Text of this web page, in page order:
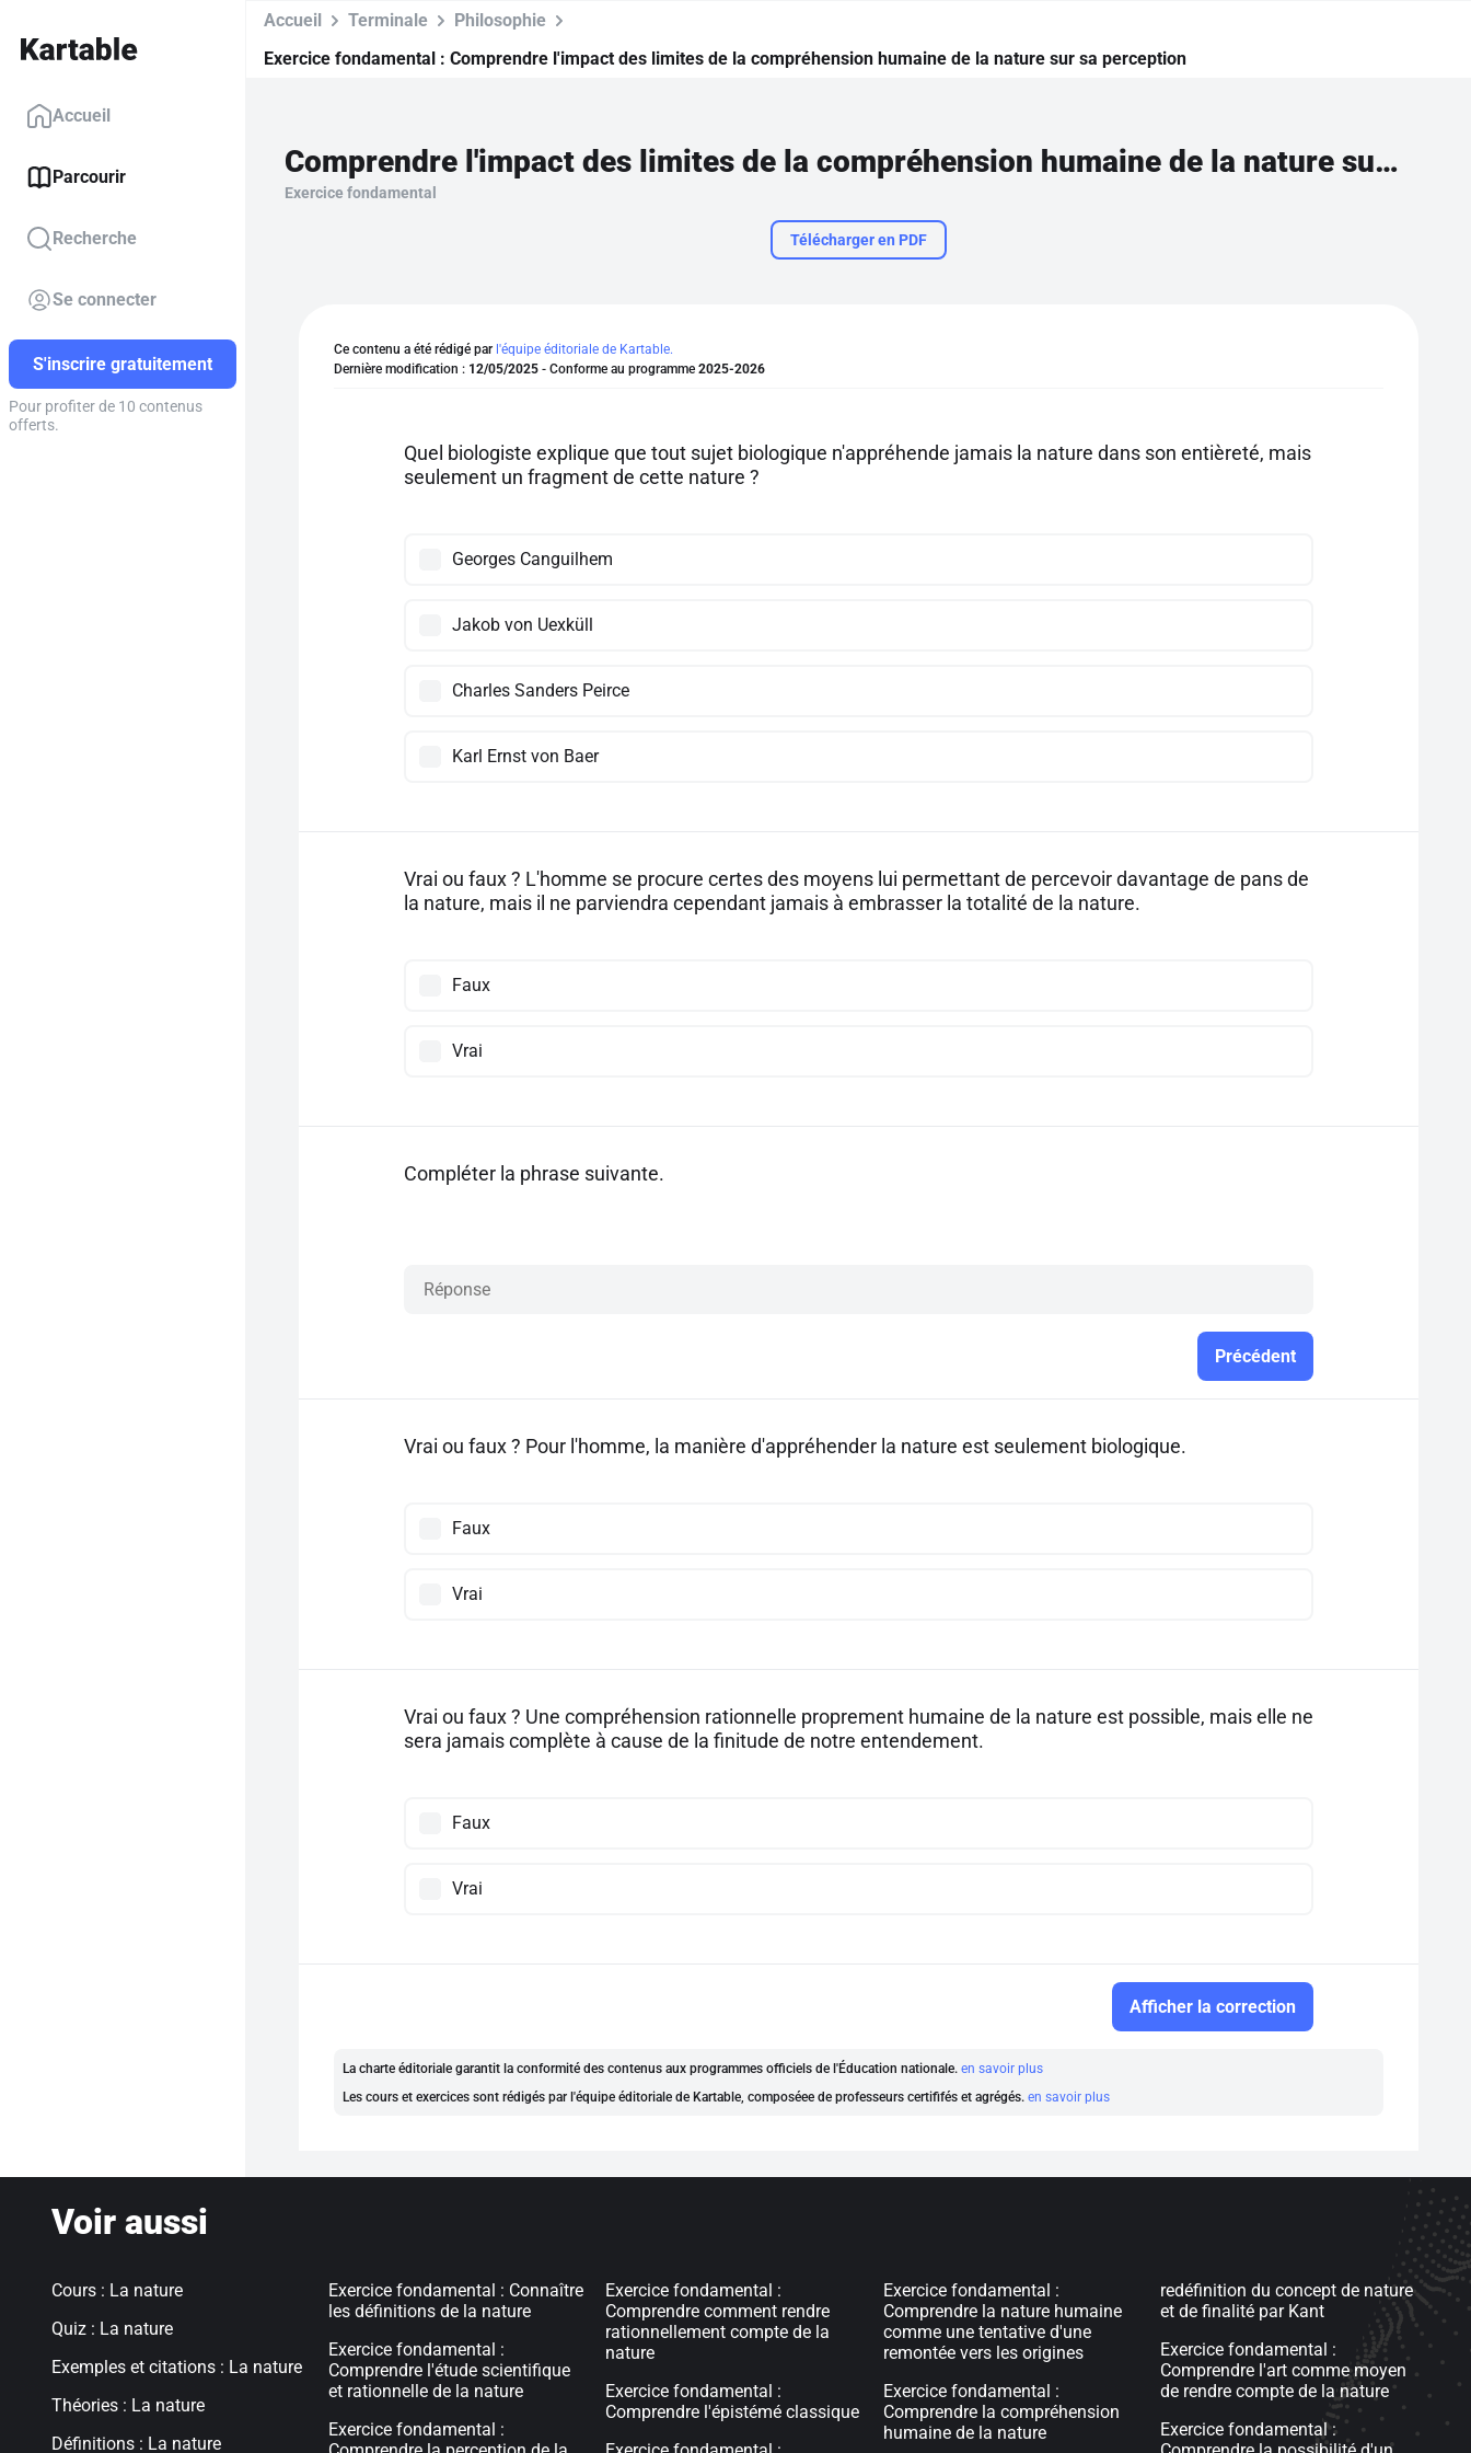
Accueil
Parcourir
Recherche
Se connecter
S'inscrire gratuitement
Pour profiter de 10 contenus
offerts.
Accueil Terminale
Philosophie
Exercice fondamental : Comprendre l'impact des limites de la compréhension humaine de la nature sur sa perception
Comprendre l'impact des limites de la compréhension humaine de la nature sur sa perception
Exercice fondamental
Télécharger en PDF
Ce contenu a été rédigé par l'équipe éditoriale de Kartable.
Dernière modification : 12/05/2025 - Conforme au programme 2025-2026
Quel biologiste explique que tout sujet biologique n'appréhende jamais la nature dans son entièreté, mais
seulement un fragment de cette nature ?
Georges Canguilhem
Jakob von Uexküll
Charles Sanders Peirce
Karl Ernst von Baer
Vrai ou faux ? L'homme se procure certes des moyens lui permettant de percevoir davantage de pans de
la nature, mais il ne parviendra cependant jamais à embrasser la totalité de la nature.
Faux
Vrai
Compléter la phrase suivante.
Précédent
Vrai ou faux ? Pour l'homme, la manière d'appréhender la nature est seulement biologique.
Faux
Vrai
Vrai ou faux ? Une compréhension rationnelle proprement humaine de la nature est possible, mais elle ne
sera jamais complète à cause de la finitude de notre entendement.
Faux
Vrai
Afficher la correction
La charte éditoriale garantit la conformité des contenus aux programmes officiels de l'Éducation nationale. en savoir plus
Les cours et exercices sont rédigés par l'équipe éditoriale de Kartable, composéee de professeurs certififés et agrégés. en savoir plus
Voir aussi
Cours : La nature
Quiz : La nature
Exemples et citations : La nature
Théories : La nature
Définitions : La nature
Exercice fondamental : Connaître
les définitions de la nature
Exercice fondamental :
Comprendre l'étude scientifique
et rationnelle de la nature
Exercice fondamental :
Exercice fondamental :
Comprendre comment rendre
rationnellement compte de la
nature
Exercice fondamental :
Comprendre l'épistémé classique
Exercice fondamental :
Comprendre la nature humaine
comme une tentative d'une
remontée vers les origines
Exercice fondamental :
Comprendre la compréhension
humaine de la nature
redéfinition du concept de nature
et de finalité par Kant
Exercice fondamental :
Comprendre l'art comme moyen
de rendre compte de la nature
Exercice fondamental :